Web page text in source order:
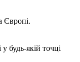
Європі.
будь-якій точці